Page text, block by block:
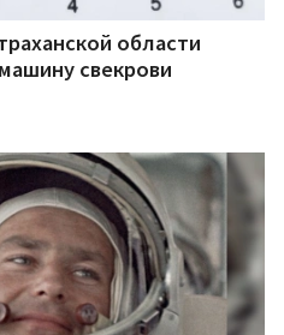
области
свекрови